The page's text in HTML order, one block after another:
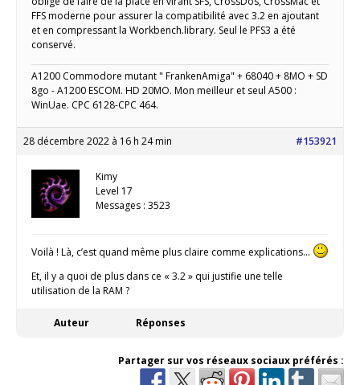
FFS moderne pour assurer la compatibilité avec 3.2 en ajoutant
et en compressant la Workbench.library. Seul le PFS3 a été
conservé.
A1200 Commodore mutant " FrankenAmiga" + 68040 + 8MO + SD
8go - A1200 ESCOM. HD 20MO. Mon meilleur et seul A500 :
WinUae. CPC 6128-CPC 464.
28 décembre 2022 à 16 h 24 min #153921
Kimy
Level 17
Messages : 3523
Voilà ! Là, c’est quand même plus claire comme explications…
Et, il y a quoi de plus dans ce « 3.2 » qui justifie une telle
utilisation de la RAM ?
Auteur Réponses
Partager sur vos réseaux sociaux préférés :